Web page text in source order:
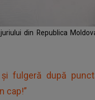
din Republica
fulgeră după
cap!”